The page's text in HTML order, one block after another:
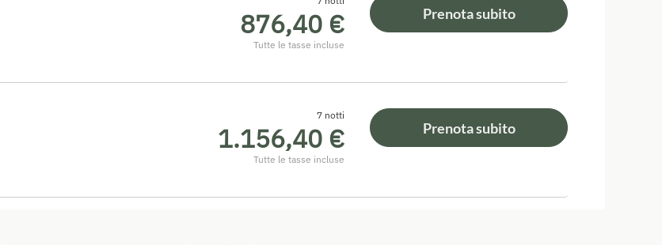
876,40 €
Tutte le tasse incluse
Prenota subito
7 notti
1.156,40 €
Tutte le tasse incluse
Prenota subito